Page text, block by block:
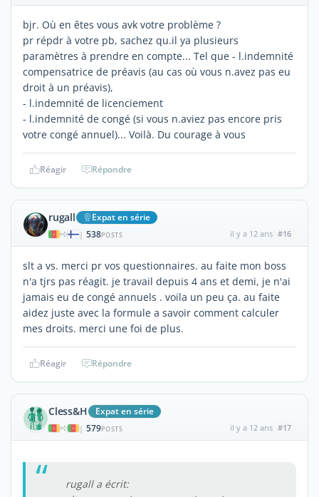
bjr. Où en êtes vous avk votre problème ?
pr répdr à votre pb, sachez qu.il ya plusieurs
paramètres à prendre en compte... Tel que - l.indemnité
compensatrice de préavis (au cas où vous n.avez pas eu
droit à un préavis),
- l.indemnité de licenciement
- l.indemnité de congé (si vous n.aviez pas encore pris
votre congé annuel)... Voilà. Du courage à vous
Réagir Répondre
rugall Expat en série
| 538POSTS il y a 12 ans #16
slt a vs. merci pr vos questionnaires. au faite mon boss
n'a tjrs pas réagit. je travail depuis 4 ans et demi, je n'ai
jamais eu de congé annuels . voila un peu ça. au faite
aidez juste avec la formule a savoir comment calculer
mes droits. merci une foi de plus.
Réagir Répondre
Cless&H Expat en série
| 579POSTS il y a 12 ans #17
rugall a écrit: